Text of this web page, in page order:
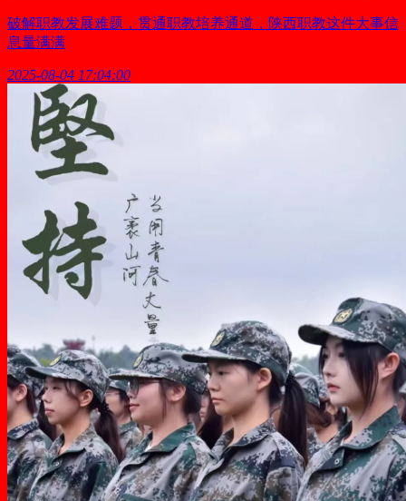
破解职教发展难题，贯通职教培养通道，陕西职教这件大事信
息量满满
2025-08-04 17:04:00